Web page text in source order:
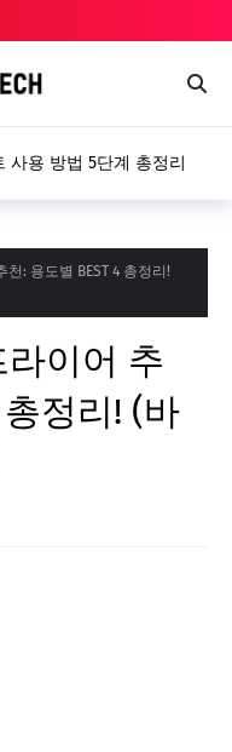
사용 방법 5단계 총정리
: 용도별 BEST 4 총정리!
이어 추
총정리! (바